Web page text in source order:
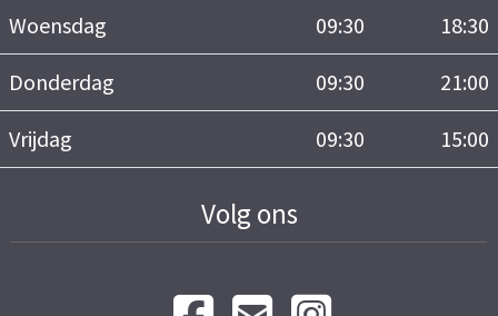
Woensdag 09:30 18:30
Donderdag 09:30 21:00
Vrijdag 09:30 15:00
Volg ons